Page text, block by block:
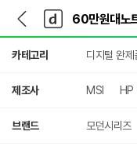
다
나
와
가
기
다
와
메
인
카테고리 디지털 완제
제조사 MSI HP
브랜드 모던시리즈